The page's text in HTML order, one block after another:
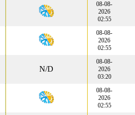
08-08-
2026
02:55
08-08-
2026
02:55
N/D
08-08-
2026
03:20
08-08-
2026
02:55